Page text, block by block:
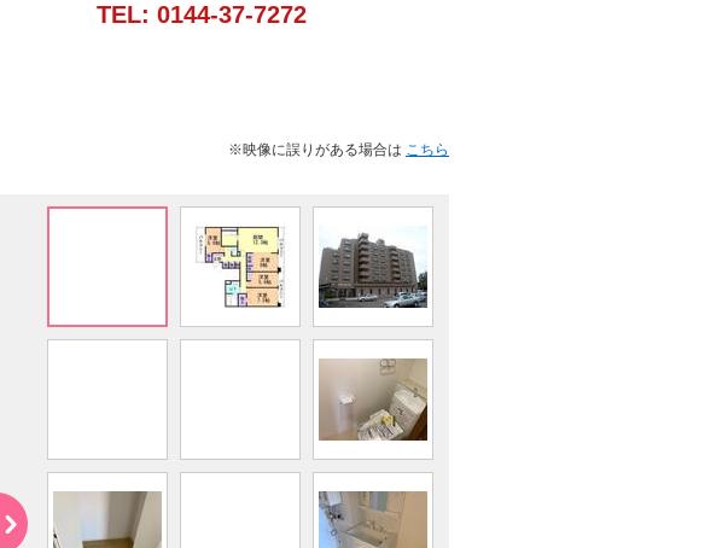
TEL: 0144-37-7272
※映像に誤りがある場合は こちら